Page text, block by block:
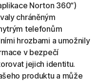
Norton 360“)
chráněným
telefonům
hrozbami a umožnily
v bezpečí
jejich identitu.
produktu a může